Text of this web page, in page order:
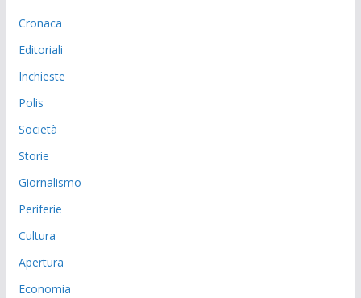
Cronaca
Editoriali
Inchieste
Polis
Società
Storie
Giornalismo
Periferie
Cultura
Apertura
Economia